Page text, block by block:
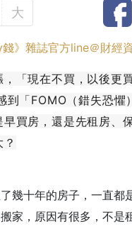
大
》雜誌官方line＠財經
，「現在不買，以後更
到「FOMO（錯失恐懼
買房，還是先租房、
幾十年的房子，一直都
家，原因有很多，不是